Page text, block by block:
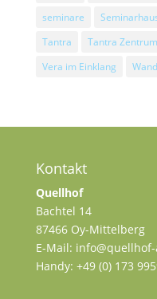
seminare
Tantra
Tantra Zentrum
Vera im Einklang
Kontakt
Quellhof
Bachtel 14
87466 Oy-Mittelberg
E-Mail:
Handy: +49 (0) 173